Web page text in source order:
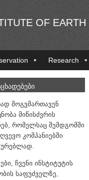
OF
Research
მოგვმართავენ
მიწისძვრის
რომელსაც შემდგომში
კომპანიებში
ჩვენი ინსტიტუტის
საფუძველზე,